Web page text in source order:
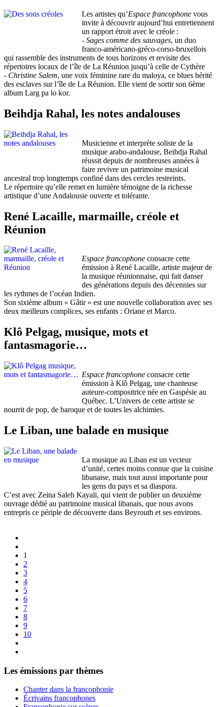
Les artistes qu’Espace francophone vous
invite à découvrir aujourd’hui entretiennent
un rapport étroit avec le créole :
- Sages comme des sauvages, un duo
franco-américano-gréco-corso-bruxellois
qui rassemble des instruments de tous horizons et revisite des
répertoires locaux de l’île de La Réunion jusqu’à celle de Cythère
- Christine Salem, une voix féminine rare du maloya, ce blues hérité
des esclaves sur l’île de La Réunion. Elle vient de sortir son 6ème
album Larg pa lo kor.
Beihdja Rahal, les notes andalouses
Musicienne et interprète soliste de la
musique arabo-andalouse, Beihdja Rahal
réussit depuis de nombreuses années à
faire revivre un patrimoine musical
ancestral trop longtemps confiné dans des cercles restreints.
Le répertoire qu’elle remet en lumière témoigne de la richesse
artistique d’une Andalousie ouverte et tolérante.
René Lacaille, marmaille, créole et
Réunion
Espace francophone consacre cette
émission à René Lacaille, artiste majeur de
la musique réunionnaise, qui fait danser
des générations depuis des décennies sur
les rythmes de l’océan Indien.
Son sixième album « Gâtir » est une nouvelle collaboration avec ses
deux meilleurs complices, ses enfants : Oriane et Marco.
Klô Pelgag, musique, mots et
fantasmagorie…
Espace francophone consacre cette
émission à Klô Pelgag, une chanteuse
auteure-compositrice née en Gaspésie au
Québec. L’Univers de cette artiste se
nourrit de pop, de baroque et de toutes les alchimies.
Le Liban, une balade en musique
La musique au Liban est un vecteur
d’unité, certes moins connue que la cuisine
libanaise, mais tout aussi importante pour
les gens du pays et sa diaspora.
C’est avec Zeina Saleh Kayali, qui vient de publier un deuxième
ouvrage dédié au patrimoine musical libanais, que nous avons
entrepris ce périple de découverte dans Beyrouth et ses environs.
1
2
3
4
5
6
7
8
9
10
Les émissions par thèmes
Chanter dans la francophonie
Écrivains francophones